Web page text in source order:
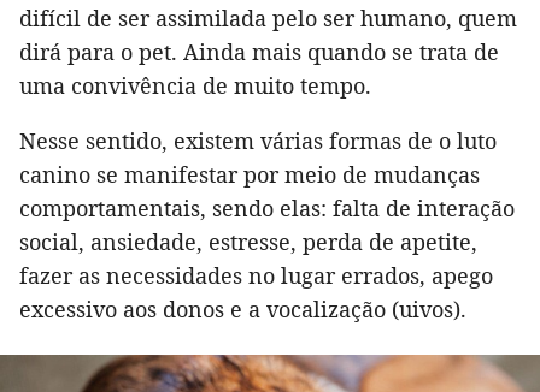
difícil de ser assimilada pelo ser humano, quem
dirá para o pet. Ainda mais quando se trata de
uma convivência de muito tempo.
Nesse sentido, existem várias formas de o luto
canino se manifestar por meio de mudanças
comportamentais, sendo elas: falta de interação
social, ansiedade, estresse, perda de apetite,
fazer as necessidades no lugar errados, apego
excessivo aos donos e a vocalização (uivos).